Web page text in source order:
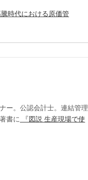
時代における原価管
ー。公認会計士。連結管理
書に
『図説 生産現場で使